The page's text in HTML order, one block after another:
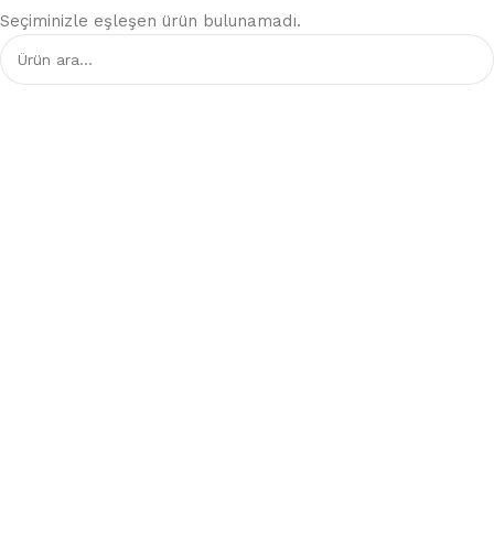
Seçiminizle eşleşen ürün bulunamadı.